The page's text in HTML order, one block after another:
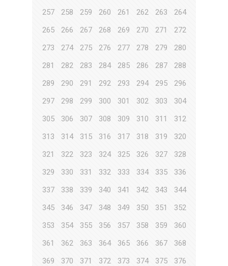
257
258 259 260 261 262 263
264
265
266 267 268 269 270 271
272
273
274 275 276 277 278 279
280
281
282 283 284 285 286 287
288
289
290 291 292 293 294 295
296
297
298 299 300 301 302 303
304
305
306 307 308 309 310 311
312
313
314 315 316 317 318 319
320
321
322 323 324 325 326 327
328
329
330 331 332 333 334 335
336
337
338 339 340 341 342 343
344
345
346 347 348 349 350 351
352
353
354 355 356 357 358 359
360
361
362 363 364 365 366 367
368
369
370 371 372 373 374 375
376